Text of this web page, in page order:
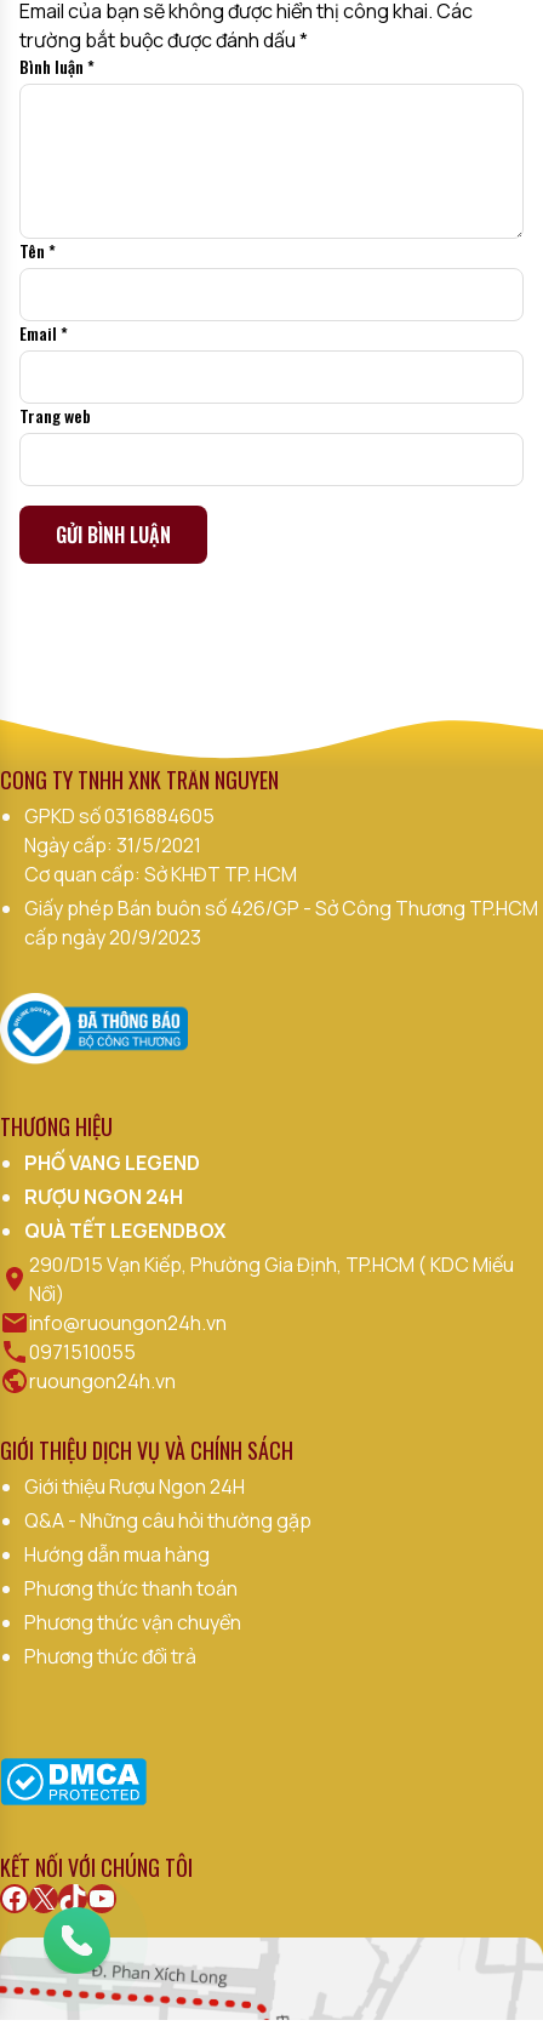
Email của bạn sẽ không được hiển thị công khai.Các
trường bắt buộc được đánh dấu*
Bình luận*
Tên*
Email*
Trang web
CÔNG TY TNHH XNK TRẦN NGUYÊN
GPKD số0316884605
Ngày cấp: 31/5/2021
Cơ quan cấp: Sở KHĐT TP. HCM
Giấy phép Bán buôn số 426/GP - Sở Công Thương TP.HCM
cấp ngày 20/9/2023
THƯƠNG HIỆU
PHỐ VANG LEGEND
RƯỢU NGON 24H
QUÀ TẾT LEGENDBOX
290/D15 Vạn Kiếp, Phường Gia Định, TP.HCM ( KDC Miếu
Nổi)
info@ruoungon24h.vn
0971510055
ruoungon24h.vn
GIỚI THIỆU DỊCH VỤ VÀ CHÍNH SÁCH
Giới thiệu Rượu Ngon 24H
Q&A - Những câu hỏi thường gặp
Hướng dẫn mua hàng
Phương thức thanh toán
Phương thức vận chuyển
Phương thức đổi trả
KẾT NỐI VỚI CHÚNG TÔI
Facebook
X TikTok
Youtube